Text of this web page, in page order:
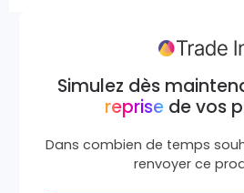
Simulez dès
reprisede vos
Dans combien de temps
renvoyer ce